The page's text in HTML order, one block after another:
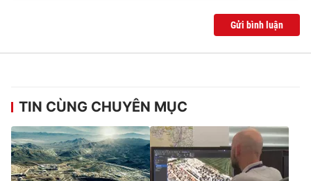
Gửi bình luận
TIN CÙNG CHUYÊN MỤC